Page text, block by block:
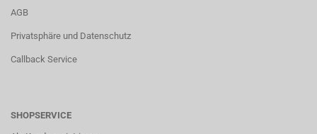
AGB
Privatsphäre und Datenschutz
Callback Service
SHOPSERVICE